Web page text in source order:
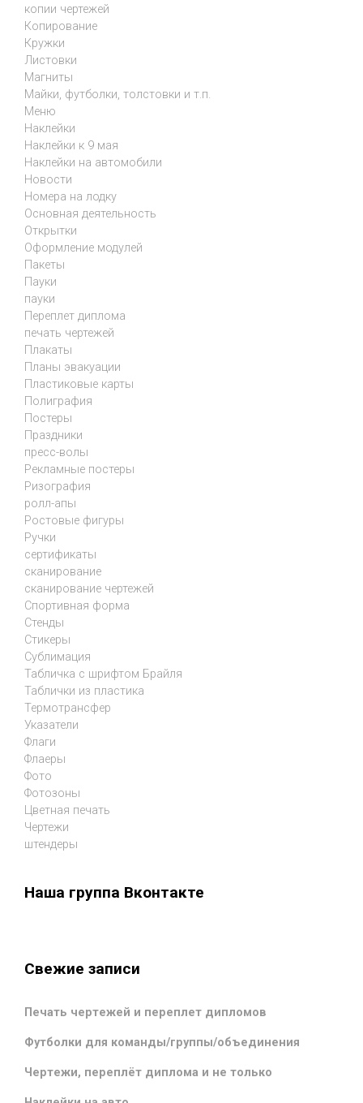
копии чертежей
Копирование
Кружки
Листовки
Магниты
Майки, футболки, толстовки и т.п.
Меню
Наклейки
Наклейки к 9 мая
Наклейки на автомобили
Новости
Номера на лодку
Основная деятельность
Открытки
Оформление модулей
Пакеты
Пауки
пауки
Переплет диплома
печать чертежей
Плакаты
Планы эвакуации
Пластиковые карты
Полиграфия
Постеры
Праздники
пресс-волы
Рекламные постеры
Ризография
ролл-апы
Ростовые фигуры
Ручки
сертификаты
сканирование
сканирование чертежей
Спортивная форма
Стенды
Стикеры
Сублимация
Табличка с шрифтом Брайля
Таблички из пластика
Термотрансфер
Указатели
Флаги
Флаеры
Фото
Фотозоны
Цветная печать
Чертежи
штендеры
Наша группа Вконтакте
Свежие записи
Печать чертежей и переплет дипломов
Футболки для команды/группы/объединения
Чертежи, переплёт диплома и не только